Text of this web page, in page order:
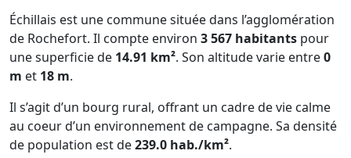
Échillais est une commune située dans l’agglomération
de Rochefort. Il compte environ 3 567 habitants pour
une superficie de 14.91 km². Son altitude varie entre0
m et 18 m.
Il s’agit d’un bourg rural, offrant un cadre de vie calme
au coeur d’un environnement de campagne. Sa densité
de population est de239.0 hab./km².